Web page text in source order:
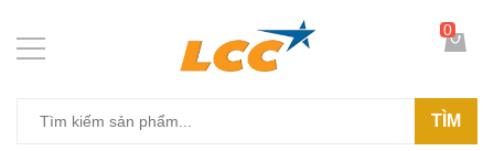
TÌM
0